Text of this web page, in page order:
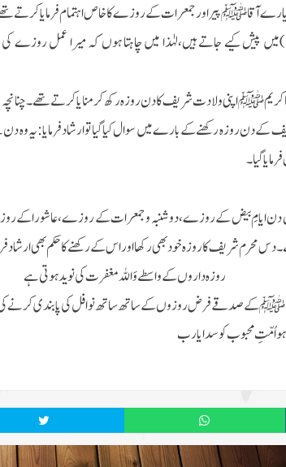
آقا ﷺ پیر اور جمعرات کے روزے کا خاص اہتمام فرمایا کرتے
کریم ﷺ اپنی ولادت شریف کا دن روزہ رکھ کر منایا کرتے تھے۔چنانچہ
دن روزہ رکھنے کے بارے میں سوال کیا گیا تو ارشاد فرمایا:یہ وہ
گیا۔
دن ایامِ بیض کے روزے،دو شنبہ و جمعرات کے روزے،عاشورا کے
محرم شریف کا روزہ خود بھی رکھا اور اس کے رکھنے کا حکم بھی ارشاد
روزہ داروں کے واسطے وَاللہ مغفرت کی نوید ہوتی ہے
ﷺ کے صدقے فرض روزوں کے ساتھ ساتھ نوافل کی پابندی کرنےکی
ہو اُمّتِ محبوب کوسدا یارب